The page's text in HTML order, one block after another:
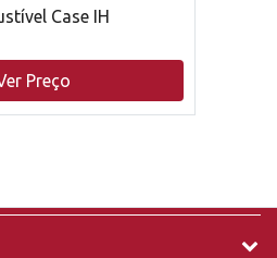
Case IH
Preço